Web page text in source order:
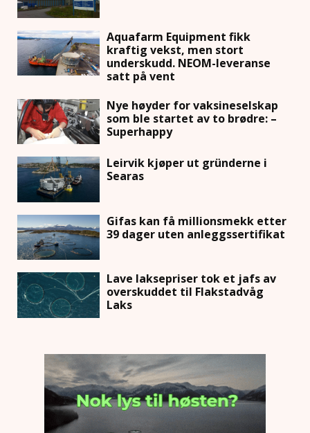
Aquafarm Equipment fikk
kraftig vekst, men stort
underskudd. NEOM-leveranse
satt på vent
Nye høyder for vaksineselskap
som ble startet av to brødre: –
Superhappy
Leirvik kjøper ut gründerne i
Searas
Gifas kan få millionsmekk etter
39 dager uten anleggssertifikat
Lave laksepriser tok et jafs av
overskuddet til Flakstadvåg
Laks